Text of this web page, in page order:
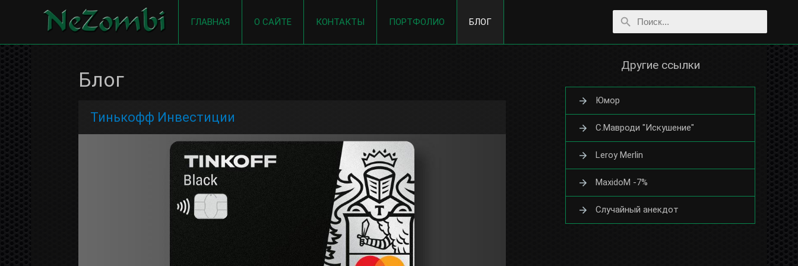
ГЛАВНАЯ О САЙТЕ КОНТАКТЫ ПОРТФОЛИО БЛОГ
Блог
Тинькофф Инвестиции
Другие ссылки
Юмор
С.Мавроди "Искушение"
Leroy Merlin
MaxidoM -7%
Случайный анекдот